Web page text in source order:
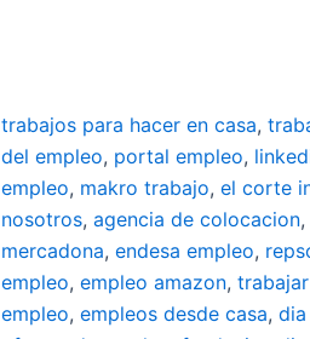
trabajos para hacer en casa,
del empleo, portal empleo,
empleo, makro trabajo, el corte
nosotros, agencia de colocacion,
mercadona, endesa empleo,
empleo, empleo amazon,
empleo, empleos desde casa,